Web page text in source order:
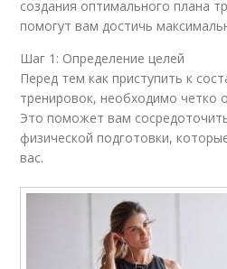
создания оптимального плана
помогут вам достичь
Шаг 1: Определение целей
Перед тем как приступить к
тренировок, необходимо четко
Это поможет вам
физической подготовки,
вас.